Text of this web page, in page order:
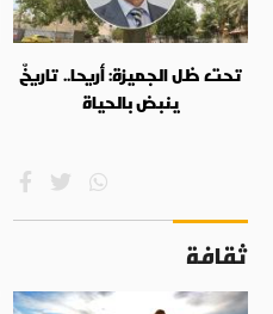
تحت ظل الجميزة: أريحا.. تاريخٌ
ينبض بالحياة
ثقافة